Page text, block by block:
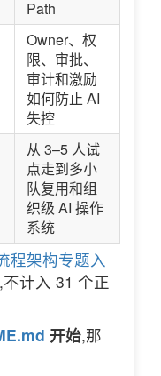
Path
Owner、权
限、审批、
审计和激励
如何防止 AI
失控
从 3–5 人试
点走到多小
队复用和组
织级 AI 操作
系统
程架构专题入
计入 31 个正
开始,那